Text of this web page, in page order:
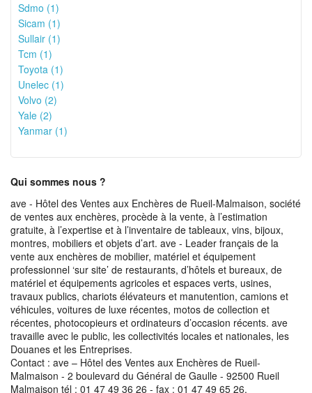
Sdmo (1)
Sicam (1)
Sullair (1)
Tcm (1)
Toyota (1)
Unelec (1)
Volvo (2)
Yale (2)
Yanmar (1)
Qui sommes nous ?
ave - Hôtel des Ventes aux Enchères de Rueil-Malmaison, société
de ventes aux enchères, procède à la vente, à l’estimation
gratuite, à l’expertise et à l’inventaire de tableaux, vins, bijoux,
montres, mobiliers et objets d’art. ave - Leader français de la
vente aux enchères de mobilier, matériel et équipement
professionnel ‘sur site’ de restaurants, d’hôtels et bureaux, de
matériel et équipements agricoles et espaces verts, usines,
travaux publics, chariots élévateurs et manutention, camions et
véhicules, voitures de luxe récentes, motos de collection et
récentes, photocopieurs et ordinateurs d’occasion récents. ave
travaille avec le public, les collectivités locales et nationales, les
Douanes et les Entreprises.
Contact : ave – Hôtel des Ventes aux Enchères de Rueil-
Malmaison - 2 boulevard du Général de Gaulle - 92500 Rueil
Malmaison tél : 01 47 49 36 26 - fax : 01 47 49 65 26.